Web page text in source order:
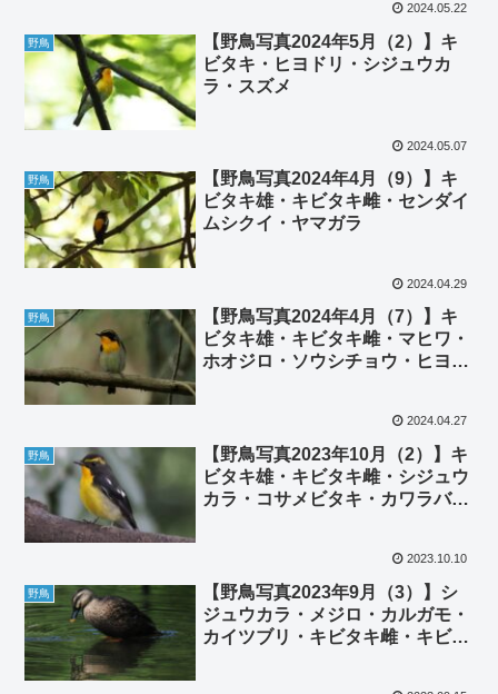
2024.05.22
野鳥
【野鳥写真2024年5月（2）】キ
ビタキ・ヒヨドリ・シジュウカ
ラ・スズメ
2024.05.07
野鳥
【野鳥写真2024年4月（9）】キ
ビタキ雄・キビタキ雌・センダイ
ムシクイ・ヤマガラ
2024.04.29
野鳥
【野鳥写真2024年4月（7）】キ
ビタキ雄・キビタキ雌・マヒワ・
ホオジロ・ソウシチョウ・ヒヨド
2024.04.27
野鳥
【野鳥写真2023年10月（2）】キ
ビタキ雄・キビタキ雌・シジュウ
カラ・コサメビタキ・カワラバ
2023.10.10
野鳥
【野鳥写真2023年9月（3）】シ
ジュウカラ・メジロ・カルガモ・
カイツブリ・キビタキ雌・キビタ